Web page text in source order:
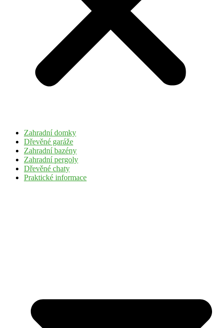
Zahradní domky
Dřevěné garáže
Zahradní bazény
Zahradní pergoly
Dřevěné chaty
Praktické informace